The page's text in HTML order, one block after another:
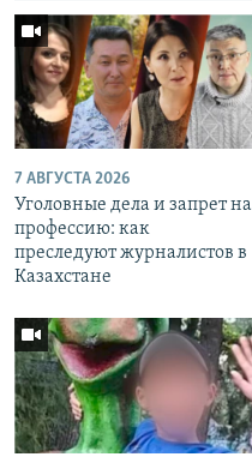
7 АВГУСТА 2026
Уголовные дела и запрет на
профессию: как
преследуют журналистов в
Казахстане